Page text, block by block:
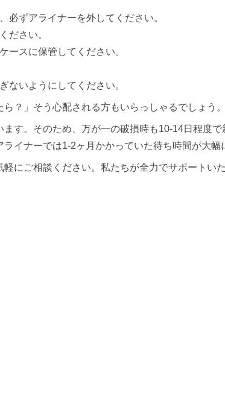
必ずアライナーを外してください。
ださい。
ースに保管してください。
ないようにしてください。
？」そう心配される方もいらっしゃるでしょう。
す。そのため、万が一の破損時も10-14日程度
イナーでは1-2ヶ月かかっていた待ち時間が大幅
にご相談ください。私たちが全力でサポートいた